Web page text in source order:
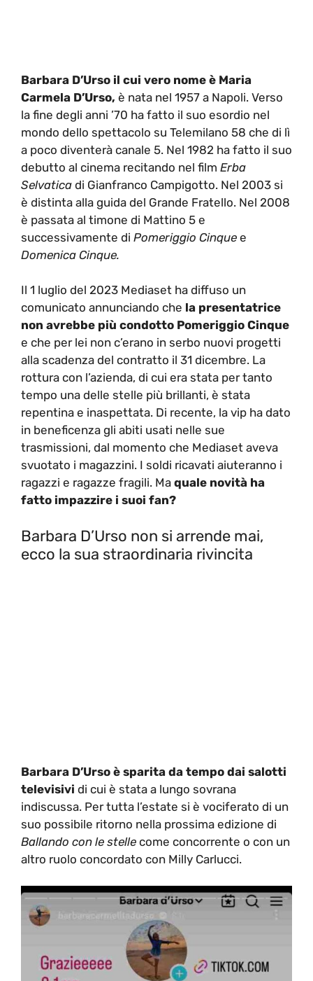
Barbara D’Urso il cui vero nome è Maria
Carmela D’Urso, è nata nel 1957 a Napoli. Verso
la fine degli anni ’70 ha fatto il suo esordio nel
mondo dello spettacolo su Telemilano 58 che di lì
a poco diventerà canale 5. Nel 1982 ha fatto il suo
debutto al cinema recitando nel film Erba
Selvatica di Gianfranco Campigotto. Nel 2003 si
è distinta alla guida del Grande Fratello. Nel 2008
è passata al timone di Mattino 5 e
successivamente di Pomeriggio Cinque e
Domenica Cinque.
Il 1 luglio del 2023 Mediaset ha diffuso un
comunicato annunciando che la presentatrice
non avrebbe più condotto Pomeriggio Cinque
e che per lei non c’erano in serbo nuovi progetti
alla scadenza del contratto il 31 dicembre. La
rottura con l’azienda, di cui era stata per tanto
tempo una delle stelle più brillanti, è stata
repentina e inaspettata. Di recente, la vip ha dato
in beneficenza gli abiti usati nelle sue
trasmissioni, dal momento che Mediaset aveva
svuotato i magazzini. I soldi ricavati aiuteranno i
ragazzi e ragazze fragili. Ma quale novità ha
fatto impazzire i suoi fan?
Barbara D’Urso non si arrende mai,
ecco la sua straordinaria rivincita
Barbara D’Urso è sparita da tempo dai salotti
televisivi di cui è stata a lungo sovrana
indiscussa. Per tutta l’estate si è vociferato di un
suo possibile ritorno nella prossima edizione di
Ballando con le stelle come concorrente o con un
altro ruolo concordato con Milly Carlucci.